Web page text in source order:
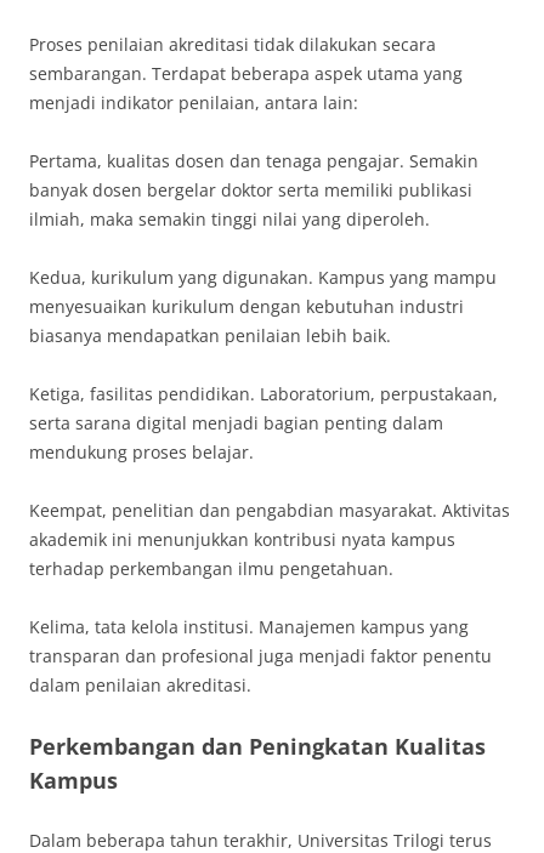
Proses penilaian akreditasi tidak dilakukan secara
sembarangan. Terdapat beberapa aspek utama yang
menjadi indikator penilaian, antara lain:
Pertama, kualitas dosen dan tenaga pengajar. Semakin
banyak dosen bergelar doktor serta memiliki publikasi
ilmiah, maka semakin tinggi nilai yang diperoleh.
Kedua, kurikulum yang digunakan. Kampus yang mampu
menyesuaikan kurikulum dengan kebutuhan industri
biasanya mendapatkan penilaian lebih baik.
Ketiga, fasilitas pendidikan. Laboratorium, perpustakaan,
serta sarana digital menjadi bagian penting dalam
mendukung proses belajar.
Keempat, penelitian dan pengabdian masyarakat. Aktivitas
akademik ini menunjukkan kontribusi nyata kampus
terhadap perkembangan ilmu pengetahuan.
Kelima, tata kelola institusi. Manajemen kampus yang
transparan dan profesional juga menjadi faktor penentu
dalam penilaian akreditasi.
Perkembangan dan Peningkatan Kualitas
Kampus
Dalam beberapa tahun terakhir, Universitas Trilogi terus